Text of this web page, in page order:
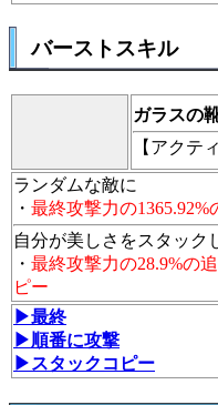
バーストスキル
ガラスの
【アクテ
ランダムな敵に
・ 最終攻撃力の
自分が美しさをスタック
・ 最終攻撃力の28.9%の
ピー
▶最終
▶順番に攻撃
▶スタックコピー